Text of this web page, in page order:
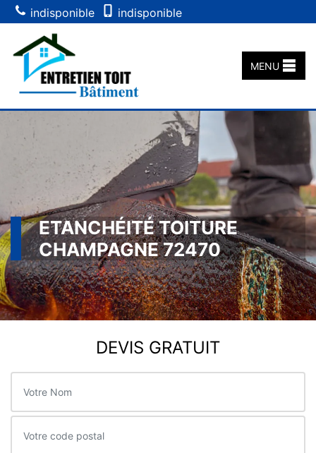
indisponible indisponible
MENU
ETANCHÉITÉ TOITURE
CHAMPAGNE 72470
DEVIS GRATUIT